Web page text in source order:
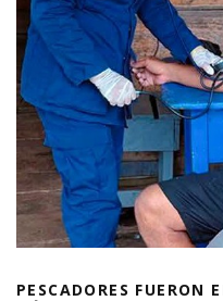
PESCADORES FUERON